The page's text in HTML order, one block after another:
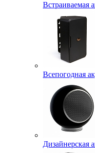
Встраиваемая
Всепогодная
Дизайнерская